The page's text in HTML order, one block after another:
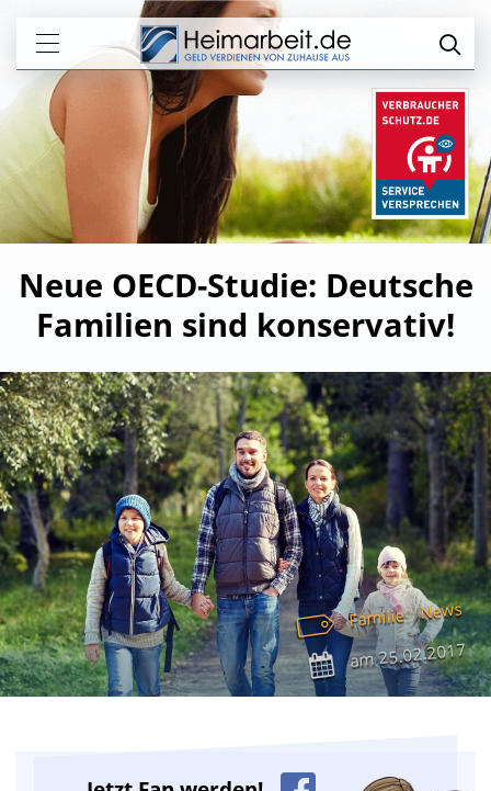
Neue OECD-Studie: Deutsche
Familien sind konservativ!
Familie News
am25.02.2017